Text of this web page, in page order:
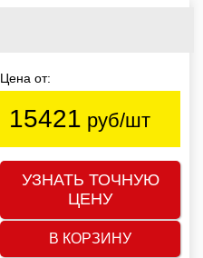
Цена от:
15421 руб/шт
УЗНАТЬ ТОЧНУЮ
ЦЕНУ
В КОРЗИНУ